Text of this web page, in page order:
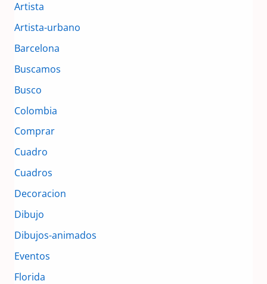
Artista
Artista-urbano
Barcelona
Buscamos
Busco
Colombia
Comprar
Cuadro
Cuadros
Decoracion
Dibujo
Dibujos-animados
Eventos
Florida